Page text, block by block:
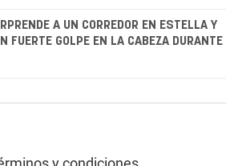
A UN CORREDOR EN ESTELLA Y
FUERTE GOLPE EN LA CABEZA DURANTE